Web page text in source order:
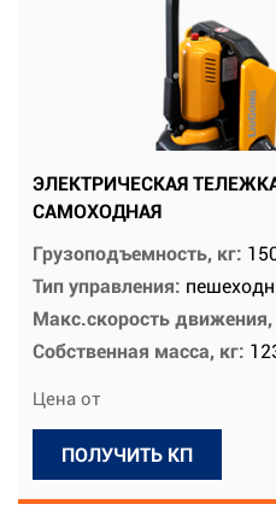
ЭЛЕКТРИЧЕСКАЯ ТЕЛЕЖКА
САМОХОДНАЯ
Грузоподъемность, кг:
Тип управления:
Макс.скорость
Собственная масса, кг:
Цена от
ПОЛУЧИТЬ КП